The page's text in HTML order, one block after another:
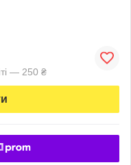
— 250 ₴